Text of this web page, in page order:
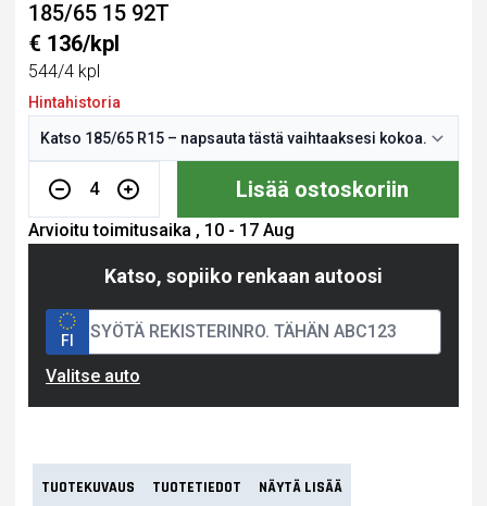
185/65 15 92T
€ 136/kpl
544/4 kpl
Hintahistoria
4 Lisää ostoskoriin
Arvioitu toimitusaika , 10 - 17 Aug
Katso, sopiiko renkaan autoosi
FI
Valitse auto
TUOTEKUVAUS TUOTETIEDOT NÄYTÄ LISÄÄ